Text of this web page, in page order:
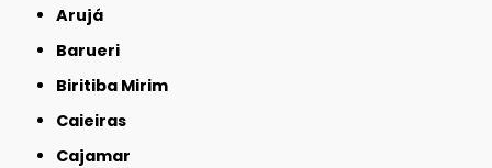
Arujá
Barueri
Biritiba Mirim
Caieiras
Cajamar